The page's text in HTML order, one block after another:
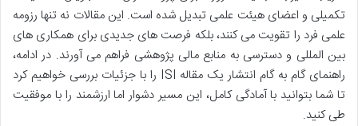
تکمیلی و اعضای هیئت علمی تبدیل شده است. این مقالات نه تنها رزومه
علمی فرد را تقویت می کنند، بلکه فرصت های جدیدی برای همکاری های
بین المللی و دسترسی به منابع مالی پژوهشی فراهم می آورند. در ادامه،
راهنمای گام به گام انتشار یک مقاله ISI را با جزئیات بررسی خواهیم کرد
تا شما بتوانید با آمادگی کامل، این مسیر دشوار اما ارزشمند را با موفقیت
طی کنید.